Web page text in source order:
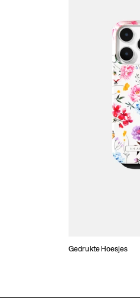
Gedrukte Hoesjes